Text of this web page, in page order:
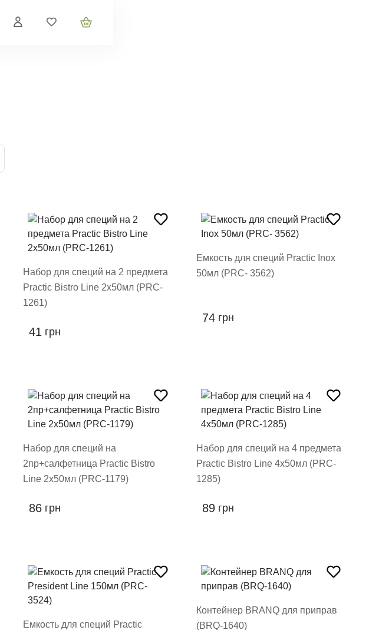
Набор для специй на 2 предмета
Practic Bistro Line 2х50мл (PRC-
1261)
41 грн
Емкость для специй Practic Inox
50мл (PRC- 3562)
74 грн
Набор для специй на
2пр+салфетница Practic Bistro
Line 2х50мл (PRC-1179)
86 грн
Набор для специй на 4 предмета
Practic Bistro Line 4х50мл (PRC-
1285)
89 грн
Емкость для специй Practic
Контейнер BRANQ для приправ
(BRQ-1640)